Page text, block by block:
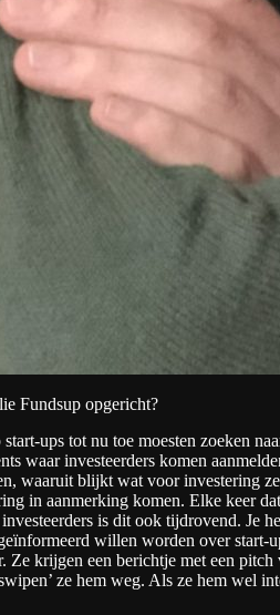
Fundsup opgericht?
ups tot nu toe moesten zoeken
waar investeerders komen
waaruit blijkt wat voor investering
in aanmerking komen. Elke keer
is dit ook tijdrovend. Je
willen worden over start-
Ze krijgen een berichtje met een
ze hem weg. Als ze hem wel